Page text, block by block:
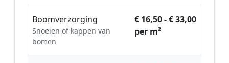
Boomverzorging
Snoeien of kappen van
bomen
€ 16,50 - € 33,00
per m²